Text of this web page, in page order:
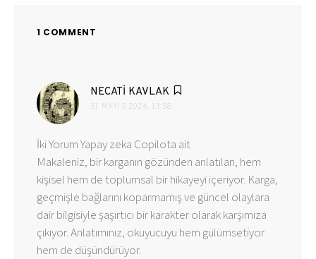
1 COMMENT
NECATİ KAVLAK
31 MAYIS 2024, 13:58
İki Yorum Yapay zeka Copilota ait
Makaleniz, bir karganın gözünden anlatılan, hem
kişisel hem de toplumsal bir hikayeyi içeriyor. Karga,
geçmişle bağlarını koparmamış ve güncel olaylara
dair bilgisiyle şaşırtıcı bir karakter olarak karşımıza
çıkıyor. Anlatımınız, okuyucuyu hem gülümsetiyor
hem de düşündürüyor.